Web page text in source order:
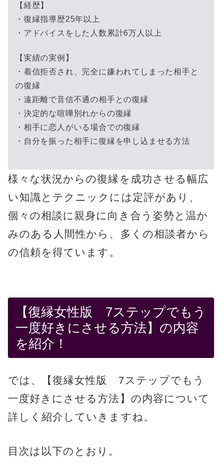
【経歴】
・復縁指導歴25年以上
・アドバイスをした人数累計6万人以上
【実績の実例】
・着信拒否され、完全に嫌われてしまった相手と
の復縁
・遠距離で音信不通の相手との復縁
・決定的な喧嘩別れからの復縁
・相手に恋人がいる場合での復縁
・自分を振った相手に復縁を申し込ませる方法
様々な状況からの復縁を成功させる幅広
い知識とテクニックには定評があり、
個々の相談に親身に向き合う姿勢と温か
みのある人間性から、多くの相談者から
の信頼を得ています。
【復縁女性版 7ステップでもう
一度好きにさせる方法】の内容
を紹介！
では、【復縁女性版 7ステップでもう
一度好きにさせる方法】の内容について
詳しく紹介していきますね。
目次は以下のとおり。